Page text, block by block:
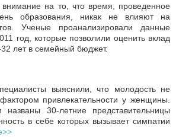
на то, что время, проведенное
образования, никак не влияют на
Ученые проанализировали данные
год, которые позволили оценить вклад
лет в семейный бюджет.
выяснили, что молодость не
привлекательности у женщины.
30-летние представительницы
в себе которых вызывает симпатии